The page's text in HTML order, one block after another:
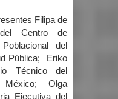
Filipa de
Centro de
del
Pública; Eriko
Técnico del
México; Olga
Ejecutiva del